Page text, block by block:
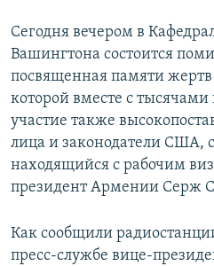
Все сайты Радио Азатутюн
Сегодня вечером в
Вашингтона состоится
посвященная памяти
которой вместе с
участие также
лица и законодатели США,
находящийся с рабочим
президент Армении Серж
Как сообщили
пресс-службе вице-